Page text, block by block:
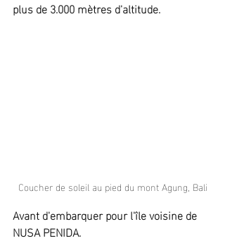
plus de 3.000 mètres d'altitude.
Coucher de soleil au pied du mont Agung, Bali
Avant d'embarquer pour l'île voisine de
NUSA PENIDA.